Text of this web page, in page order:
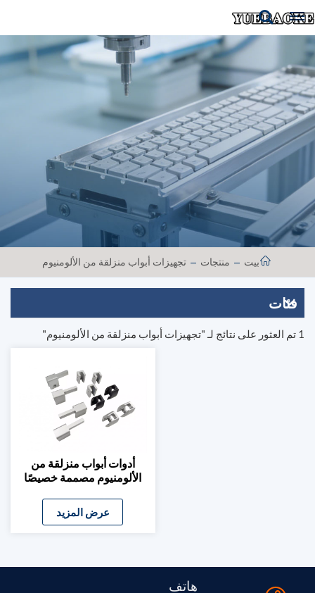
بيت منتجات تجهيزات أبواب منزلقة من الألومنيوم
فئات
1 تم العثور على نتائج لـ "تجهيزات أبواب منزلقة من الألومنيوم"
أدوات أبواب منزلقة من
الألومنيوم مصممة خصيصًا
عرض المزيد
هاتف